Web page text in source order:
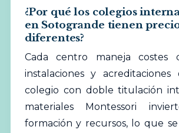
¿Por qué los colegios
en Sotogrande tienen
diferentes?
Cada centro maneja costes
instalaciones y acreditaciones
colegio con doble titulación
materiales Montessori
formación y recursos, lo que